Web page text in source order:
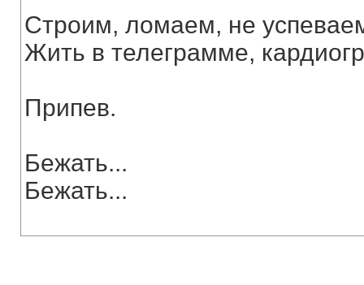
Строим, ломаем, не
Жить в телеграмме,
Припев.
Бежать...
Бежать...